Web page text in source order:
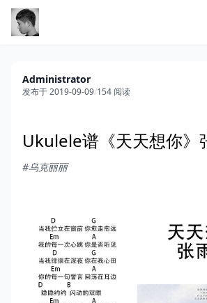
Administrator
发布于 2019-09-09/154 阅读
Ukulele谱《天天想你》
#乌克丽丽